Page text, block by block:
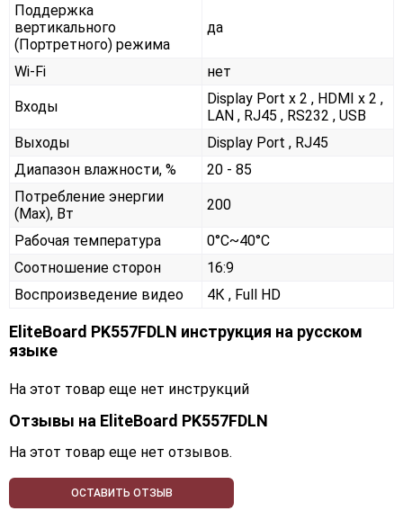
Поддержка
вертикального
(Портретного) режима
да
Wi-Fi нет
Входы
Display Port x 2 , HDMI x 2 ,
LAN , RJ45 , RS232 , USB
Выходы
Display Port , RJ45
Диапазон влажности, %
20 - 85
Потребление энергии
(Max), Вт
200
Рабочая температура
0°C~40°C
Соотношение сторон
16:9
Воспроизведение видео
4К , Full HD
EliteBoard PK557FDLN инструкция на русском
языке
На этот товар еще нет инструкций
Отзывы на EliteBoard PK557FDLN
На этот товар еще нет отзывов.
ОСТАВИТЬ ОТЗЫВ